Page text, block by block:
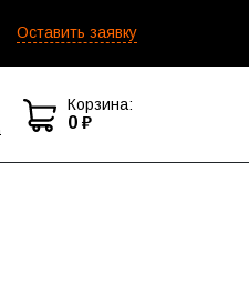
Оставить заявку
Корзина:
0 ₽